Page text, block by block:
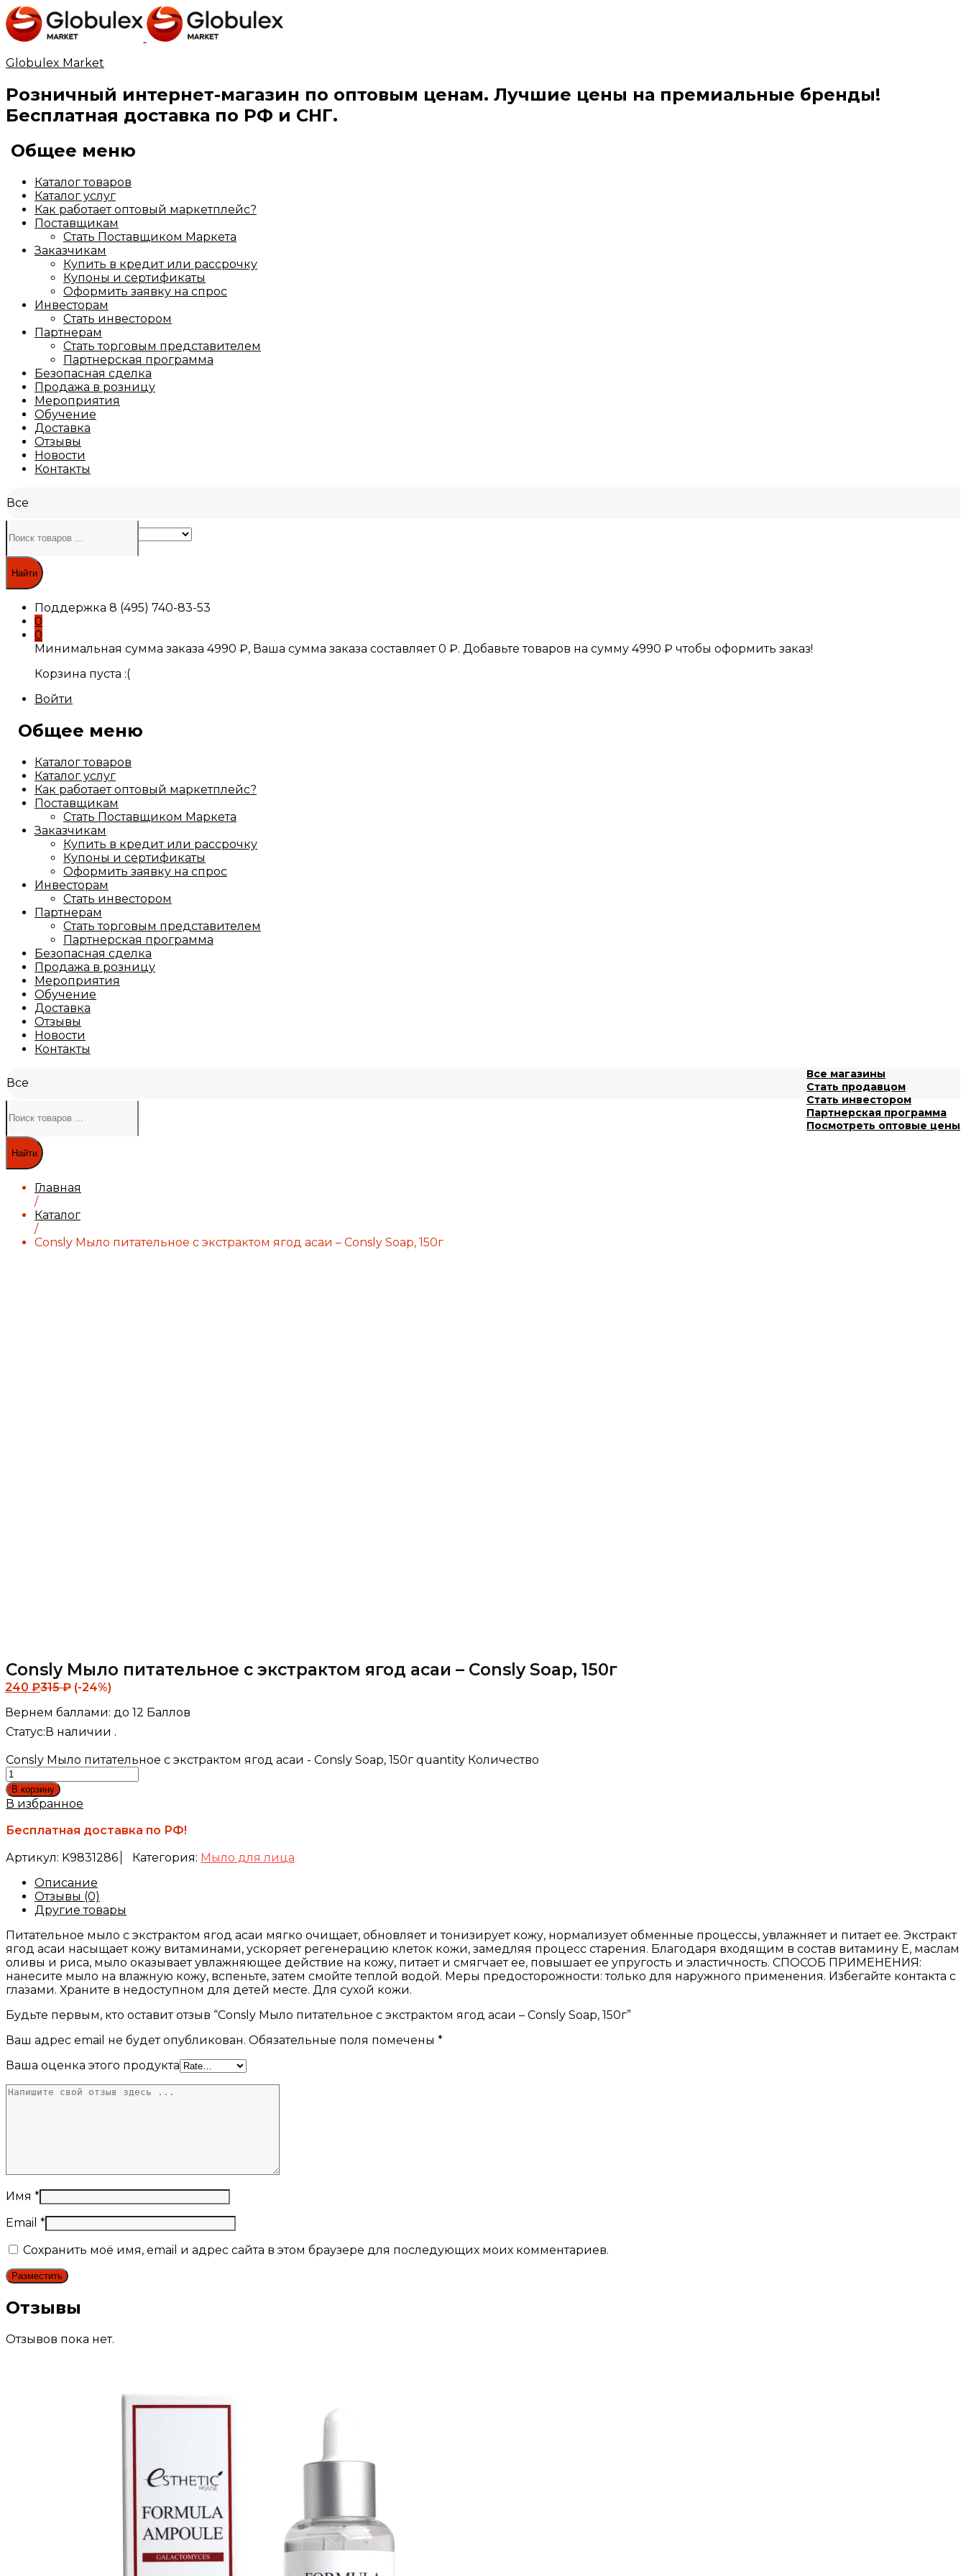
Globulex Market
Розничный интернет-магазин по оптовым ценам. Лучшие цены на премиальные бренды!
Бесплатная доставка по РФ и СНГ.
Общее меню
Каталог товаров
Каталог услуг
Как работает оптовый маркетплейс?
Поставщикам
Стать Поставщиком Маркета
Заказчикам
Купить в кредит или рассрочку
Купоны и сертификаты
Оформить заявку на спрос
Инвесторам
Стать инвестором
Партнерам
Стать торговым представителем
Партнерская программа
Безопасная сделка
Продажа в розницу
Мероприятия
Обучение
Доставка
Отзывы
Новости
Контакты
Все
Найти
Поддержка 8 (495) 740-83-53
0
0
Минимальная сумма заказа 4990 ₽, Ваша сумма заказа составляет0 ₽. Добавьте товаров на сумму 4990 ₽ чтобы оформить заказ!
Корзина пуста :(
Войти
Общее меню
Каталог товаров
Каталог услуг
Как работает оптовый маркетплейс?
Поставщикам
Стать Поставщиком Маркета
Заказчикам
Купить в кредит или рассрочку
Купоны и сертификаты
Оформить заявку на спрос
Инвесторам
Стать инвестором
Партнерам
Стать торговым представителем
Партнерская программа
Безопасная сделка
Продажа в розницу
Мероприятия
Обучение
Доставка
Отзывы
Новости
Контакты
Все магазины
Стать продавцом
Стать инвестором
Партнерская программа
Посмотреть оптовые цены
Все
Найти
Главная
/
Каталог
/
Consly Мыло питательное с экстрактом ягод асаи – Consly Soap, 150г
Consly Мыло питательное с экстрактом ягод асаи – Consly Soap, 150г
240 ₽315₽ (-24%)
Вернем баллами: до 12 Баллов
Статус:В наличии .
Consly Мыло питательное с экстрактом ягод асаи - Consly Soap, 150г quantity Количество
В корзину
В избранное
Бесплатная доставка по РФ!
Артикул: K9831286 Категория: Мыло для лица
Описание
Отзывы (0)
Другие товары
Питательное мыло с экстрактом ягод асаи мягко очищает, обновляет и тонизирует кожу, нормализует обменные процессы, увлажняет и питает ее. Экстракт
ягод асаи насыщает кожу витаминами, ускоряет регенерацию клеток кожи, замедляя процесс старения. Благодаря входящим в состав витамину Е, маслам
оливы и риса, мыло оказывает увлажняющее действие на кожу, питает и смягчает ее, повышает ее упругость и эластичность. СПОСОБ ПРИМЕНЕНИЯ:
нанесите мыло на влажную кожу, вспеньте, затем смойте теплой водой. Меры предосторожности: только для наружного применения. Избегайте контакта с
глазами. Храните в недоступном для детей месте. Для сухой кожи.
Будьте первым, кто оставит отзыв “Consly Мыло питательное с экстрактом ягод асаи – Consly Soap, 150г”
Ваш адрес email не будет опубликован. Обязательные поля помечены *
Ваша оценка этого продукта
Имя *
Email *
Сохранить моё имя, email и адрес сайта в этом браузере для последующих моих комментариев.
Отзывы
Отзывов пока нет.